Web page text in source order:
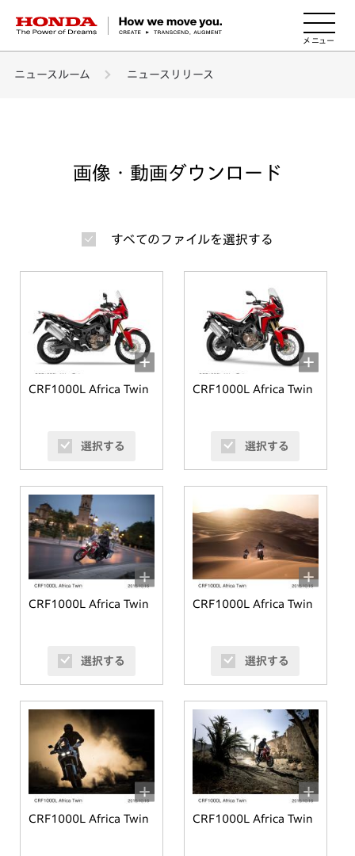
HONDA The Power of Dreams
ニュースルーム ニュースリリース
画像・動画ダウンロード
すべてのファイルを選択する
CRF1000L Africa Twin
選択する
CRF1000L Africa Twin
選択する
CRF1000L Africa Twin
選択する
CRF1000L Africa Twin
選択する
CRF1000L Africa Twin CRF1000L Africa Twin